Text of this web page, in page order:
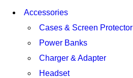
Accessories
Cases & Screen Protector
Power Banks
Charger & Adapter
Headset